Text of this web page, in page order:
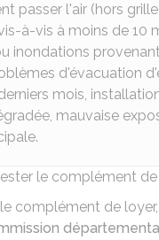
passer l'air (hors
à-vis à moins de 10
inondations
d'évacuation
mois,
mauvaise
le complément de
complément de